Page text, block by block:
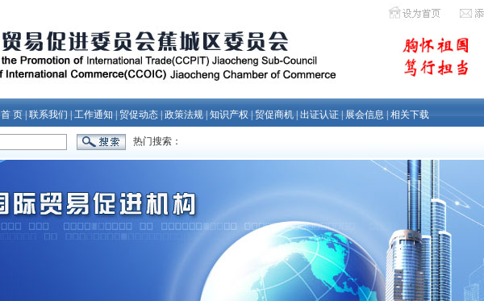
首 页| 联系我们 工作通知 贸促动态| 政策法规| 知识产权 贸促商机| 出证认证| 展会信息 相关下载
热门搜索：